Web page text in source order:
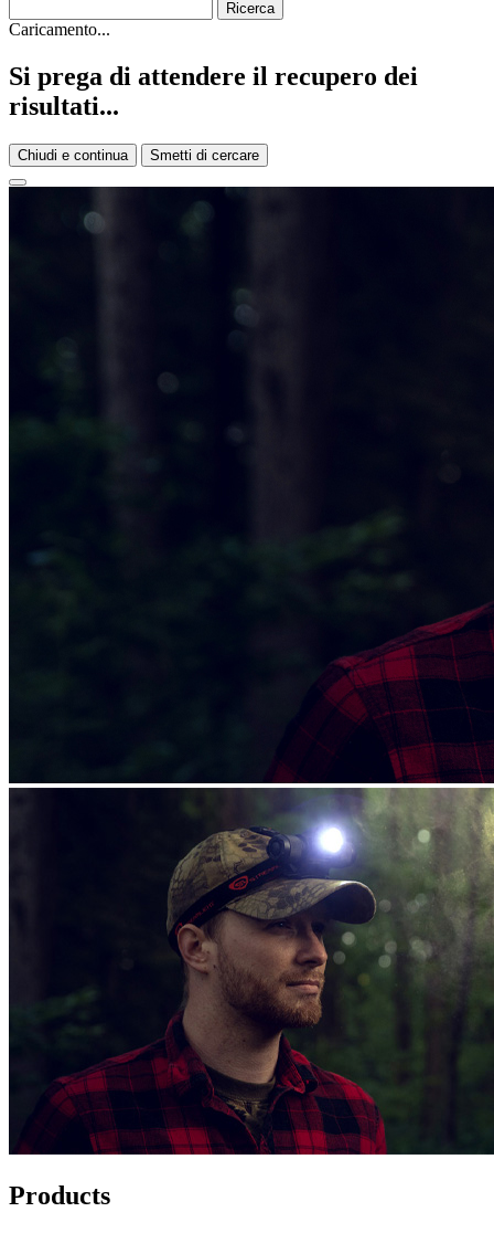
Caricamento...
Si prega di attendere il recupero dei
risultati...
Chiudi e continua Smetti di cercare
Products